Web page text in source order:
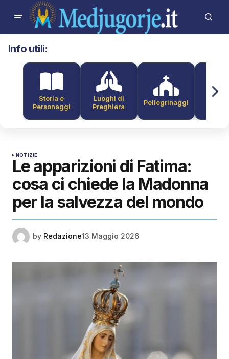
Info utili:
Storia e
Personaggi
Luoghi di
Preghiera
Pellegrinaggi
NOTIZIE
Le apparizioni di Fatima:
cosa ci chiede la Madonna
per la salvezza del mondo
by Redazione13 Maggio 2026